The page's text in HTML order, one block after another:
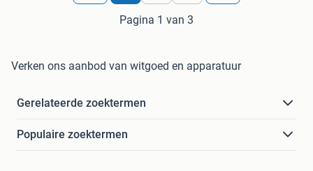
Pagina 1 van 3
Verken ons aanbod van witgoed en apparatuur
Gerelateerde zoektermen
Populaire zoektermen